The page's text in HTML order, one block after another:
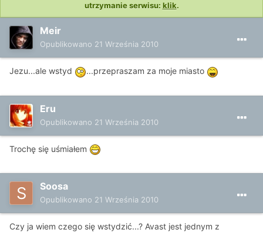
utrzymanie serwisu: klik.
Meir
Opublikowano 21 Września 2010
Jezu...ale wstyd ...przepraszam za moje miasto
Eru
Opublikowano 21 Września 2010
Trochę się uśmiałem
Soosa
Opublikowano 21 Września 2010
Czy ja wiem czego się wstydzić...? Avast jest jednym z